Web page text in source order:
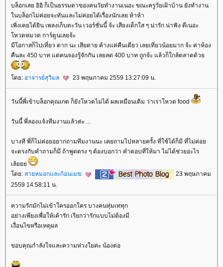
บล็อกเลย อิอิ ก็เป็นธรรมดาของคนวัยทำงานเนอะ ขณะครูวัยเฝ้าบ้าน ยังทำงาน
นบล็อกไม่ค่อยจะทันและไม่ค่อยได้เรื่องนักเลย ห้าห้า
เพิ่งเคยได้ยิน เพลงเก็บตะวัน เวอร์ชั่นนี้ จ้ะ เสียงเด็กใส ๆ น่ารัก น่าฟัง ดีเนอะ
หวดหมวด การ์ตูนเลยจ้ะ
มีโอกาสก็ไปเที่ยว ตาก นะ เสียดาย ค้างแค่คืนเดียว เลยเที่ยวน้อยมาก จ้ะ ค่าห้อง
คืนละ 450 บาท แต่คนจองรู้จักกัน เลยลด 400 บาท ถูกจ้ะ แล้วก็ใกล้ตลาดด้ว
ดย: อาจารย์สุวิมล 23 พฤษภาคม 2559 13:27:09 น.
วันนี้พี่เข้าบล็อกคุณเกด ก็ยังโหวตไม่ได้ ผลเหมือนเดิม ว่าเราโหวต food
วันนี้ พี่ลองแจ้งทีมงานแล้วค่ะ ...
บางที พี่ก็ไม่ค่อยอยากถามทีมงานนะ เคยถามไปหลายครั้ง ที่ใช้ได้ก็มี ที่ไม่ค่อ
จะตรงกับคำถามก็มี ถ้าพูดตรง ๆ ต้องบอกว่า คำตอบที่ให้มา ไม่ได้ช่วยอะไร
เล้
ดย: สายหมอกและก้อนเมฆ
23 พฤษภาคม
2559 14:58:11 น.
ความรักมักไม่เข้าใครออกใคร บางคนทุ่มเททุก
อย่างเพียงเพื่อให้เค้ารัก เรียกว่ารักแบบไม่ต้องมี
เงื่อนไขหรือเหตุผล
ขอบคุณกำลังใจและความห่วงใยค่ะ น้องต่อ